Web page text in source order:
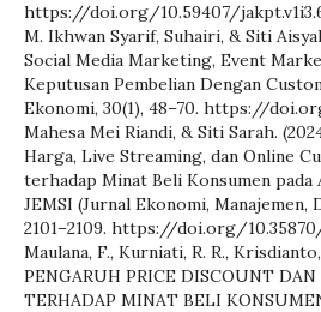
https://doi.org/10.59407/
M. Ikhwan Syarif, Suhairi, & Siti
Social Media Marketing, Event
Keputusan Pembelian Dengan
Ekonomi, 30(1), 48–70. https://
Mahesa Mei Riandi, & Siti Sarah.
Harga, Live Streaming, dan Online
terhadap Minat Beli Konsumen
JEMSI (Jurnal Ekonomi, Manajemen,
2101–2109. https://doi.org/
Maulana, F., Kurniati, R. R.,
PENGARUH PRICE DISCOUNT
TERHADAP MINAT BELI